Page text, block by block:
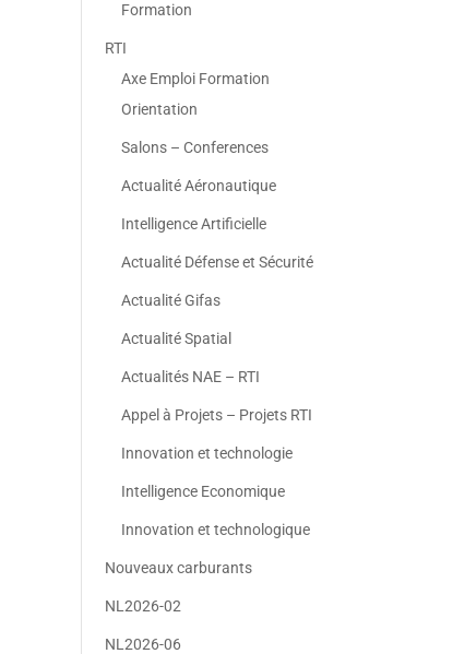
Formation
RTI
Axe Emploi Formation
Orientation
Salons – Conferences
Actualité Aéronautique
Intelligence Artificielle
Actualité Défense et Sécurité
Actualité Gifas
Actualité Spatial
Actualités NAE – RTI
Appel à Projets – Projets RTI
Innovation et technologie
Intelligence Economique
Innovation et technologique
Nouveaux carburants
NL2026-02
NL2026-06